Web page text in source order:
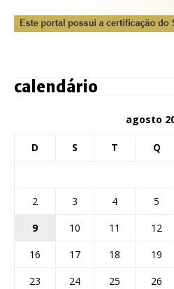
calendário
agosto
D S T Q
2
3 4 5
9
10 11 12
16
17 18 19
23
24 25 26